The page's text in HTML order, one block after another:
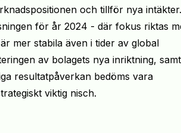
och tillför nya intäkter.
för år 2024 - där fokus riktas
mer stabila även i tider av global
av bolagets nya inriktning,
resultatpåverkan bedöms vara
viktig nisch.